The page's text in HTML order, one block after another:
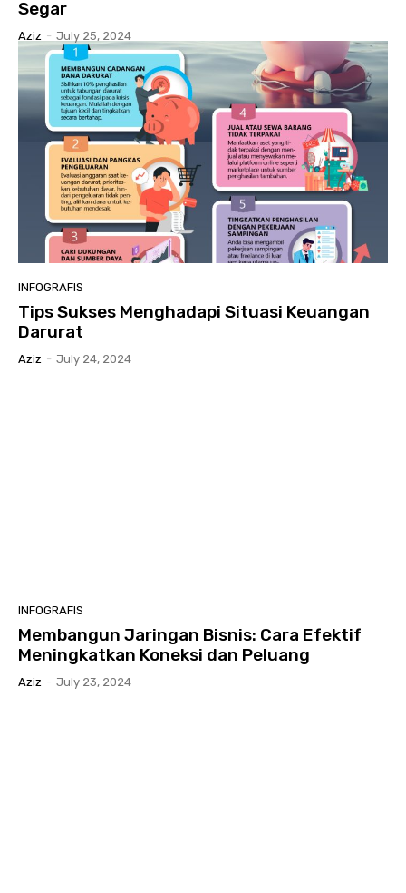
Segar
Aziz - July 25, 2024
INFOGRAFIS
Tips Sukses Menghadapi Situasi Keuangan
Darurat
Aziz - July 24, 2024
INFOGRAFIS
Membangun Jaringan Bisnis: Cara Efektif
Meningkatkan Koneksi dan Peluang
Aziz - July 23, 2024